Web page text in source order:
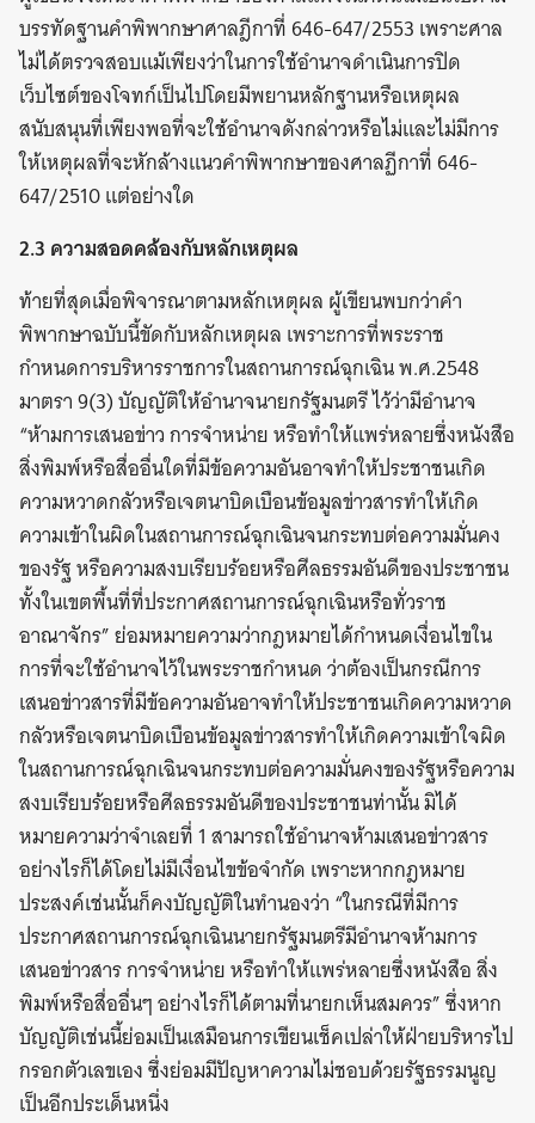
บรรทัดฐานคำพิพากษาศาลฎีกาที่ 646-647/2553 เพราะศาล
ไม่ได้ตรวจสอบแม้เพียงว่าในการใช้อำนาจดำเนินการปิด
เว็บไซต์ของโจทก์เป็นไปโดยมีพยานหลักฐานหรือเหตุผล
สนับสนุนที่เพียงพอที่จะใช้อำนาจดังกล่าวหรือไม่และไม่มีการ
ให้เหตุผลที่จะหักล้างแนวคำพิพากษาของศาลฏีกาที่ 646-
647/2510 แต่อย่างใด
2.3 ความสอดคล้องกับหลักเหตุผล
ท้ายที่สุดเมื่อพิจารณาตามหลักเหตุผล ผู้เขียนพบกว่าคำ
พิพากษาฉบับนี้ขัดกับหลักเหตุผล เพราะการที่พระราช
กำหนดการบริหารราชการในสถานการณ์ฉุกเฉิน พ.ศ.2548
มาตรา 9(3) บัญญัติให้อำนาจนายกรัฐมนตรี ไว้ว่ามีอำนาจ
“ห้ามการเสนอข่าว การจำหน่าย หรือทำให้แพร่หลายซึ่งหนังสือ
สิ่งพิมพ์หรือสื่ออื่นใดที่มีข้อความอันอาจทำให้ประชาชนเกิด
ความหวาดกลัวหรือเจตนาบิดเบือนข้อมูลข่าวสารทำให้เกิด
ความเข้าในผิดในสถานการณ์ฉุกเฉินจนกระทบต่อความมั่นคง
ของรัฐ หรือความสงบเรียบร้อยหรือศีลธรรมอันดีของประชาชน
ทั้งในเขตพื้นที่ที่ประกาศสถานการณ์ฉุกเฉินหรือทั่วราช
อาณาจักร” ย่อมหมายความว่ากฎหมายได้กำหนดเงื่อนไขใน
การที่จะใช้อำนาจไว้ในพระราชกำหนด ว่าต้องเป็นกรณีการ
เสนอข่าวสารที่มีข้อความอันอาจทำให้ประชาชนเกิดความหวาด
กลัวหรือเจตนาบิดเบือนข้อมูลข่าวสารทำให้เกิดความเข้าใจผิด
ในสถานการณ์ฉุกเฉินจนกระทบต่อความมั่นคงของรัฐหรือความ
สงบเรียบร้อยหรือศีลธรรมอันดีของประชาชนท่านั้น มิได้
หมายความว่าจำเลยที่ 1 สามารถใช้อำนาจห้ามเสนอข่าวสาร
อย่างไรก็ได้โดยไม่มีเงื่อนไขข้อจำกัด เพราะหากกฎหมาย
ประสงค์เช่นนั้นก็คงบัญญัติในทำนองว่า “ในกรณีที่มีการ
ประกาศสถานการณ์ฉุกเฉินนายกรัฐมนตรีมีอำนาจห้ามการ
เสนอข่าวสาร การจำหน่าย หรือทำให้แพร่หลายซึ่งหนังสือ สิ่ง
พิมพ์หรือสื่ออื่นๆ อย่างไรก็ได้ตามที่นายกเห็นสมควร” ซึ่งหาก
บัญญัติเช่นนี้ย่อมเป็นเสมือนการเขียนเช็คเปล่าให้ฝ่ายบริหารไป
กรอกตัวเลขเอง ซึ่งย่อมมีปัญหาความไม่ชอบด้วยรัฐธรรมนูญ
เป็นอีกประเด็นหนึ่ง